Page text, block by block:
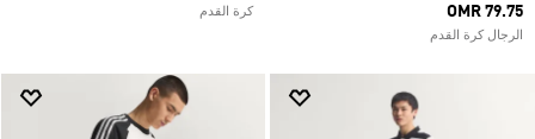
OMR 79.75
الرجال كرة القدم
كرة القدم